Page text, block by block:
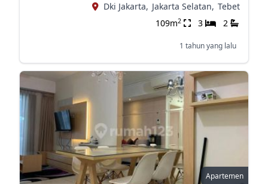
Dki Jakarta, Jakarta Selatan, Tebet
109m2 3 2
1 tahun yang lalu
Apartemen